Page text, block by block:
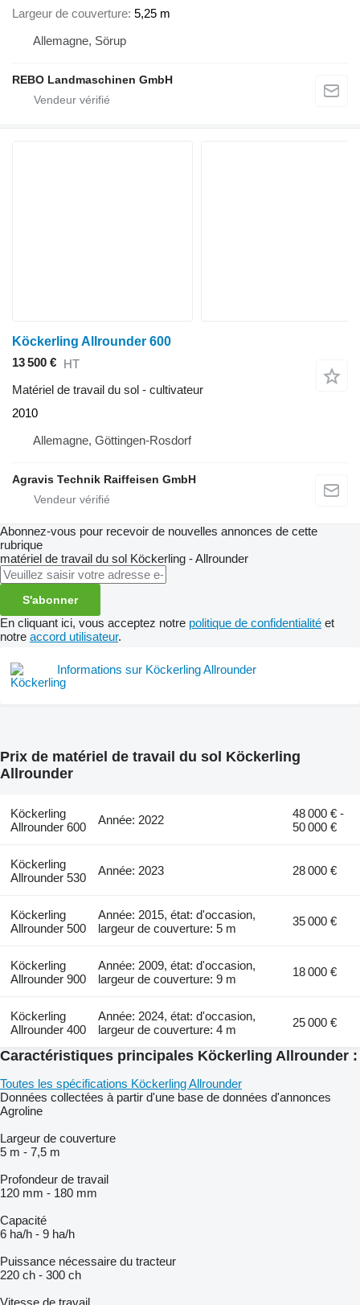
Largeur de couverture 5,25 m
Allemagne, Sörup
REBO Landmaschinen GmbH
Köckerling Allrounder 600
13 500 € HT
Matériel de travail du sol - cultivateur
2010
Allemagne, Göttingen-Rosdorf
Agravis Technik Raiffeisen GmbH
Abonnez-vous pour recevoir de nouvelles annonces de cette
rubrique
matériel de travail du sol Köckerling - Allrounder
S'abonner
En cliquant ici, vous acceptez notre politique de confidentialité et
notre accord utilisateur.
Informations sur Köckerling Allrounder
Prix de matériel de travail du sol Köckerling
Allrounder
Köckerling
Allrounder 600
Année: 2022
48 000 € -
50 000 €
Köckerling
Allrounder 530
Année: 2023 28 000 €
Köckerling
Allrounder 500
Année: 2015, état: d'occasion,
largeur de couverture: 5 m
35 000 €
Köckerling
Allrounder 900
Année: 2009, état: d'occasion,
largeur de couverture: 9 m
18 000 €
Köckerling
Allrounder 400
Année: 2024, état: d'occasion,
largeur de couverture: 4 m
25 000 €
Caractéristiques principales Köckerling Allrounder :
Toutes les spécifications Köckerling Allrounder
Données collectées à partir d'une base de données d'annonces
Agroline
Largeur de couverture
5 m - 7,5 m
Profondeur de travail
120 mm - 180 mm
Capacité
6 ha/h - 9 ha/h
Puissance nécessaire du tracteur
220 ch - 300 ch